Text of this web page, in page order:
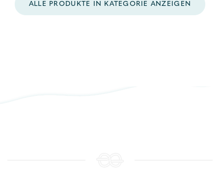
ALLE PRODUKTE IN KATEGORIE ANZEIGEN